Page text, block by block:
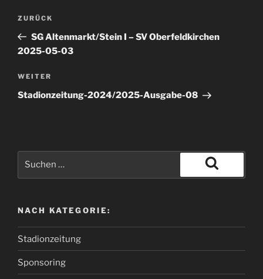
ZURÜCK
SG Altenmarkt/Stein I – SV Oberfeldkirchen
2025-05-03
WEITER
Stadionzeitung-2024/2025-Ausgabe-08
NACH KATEGORIE:
Stadionzeitung
Sponsoring